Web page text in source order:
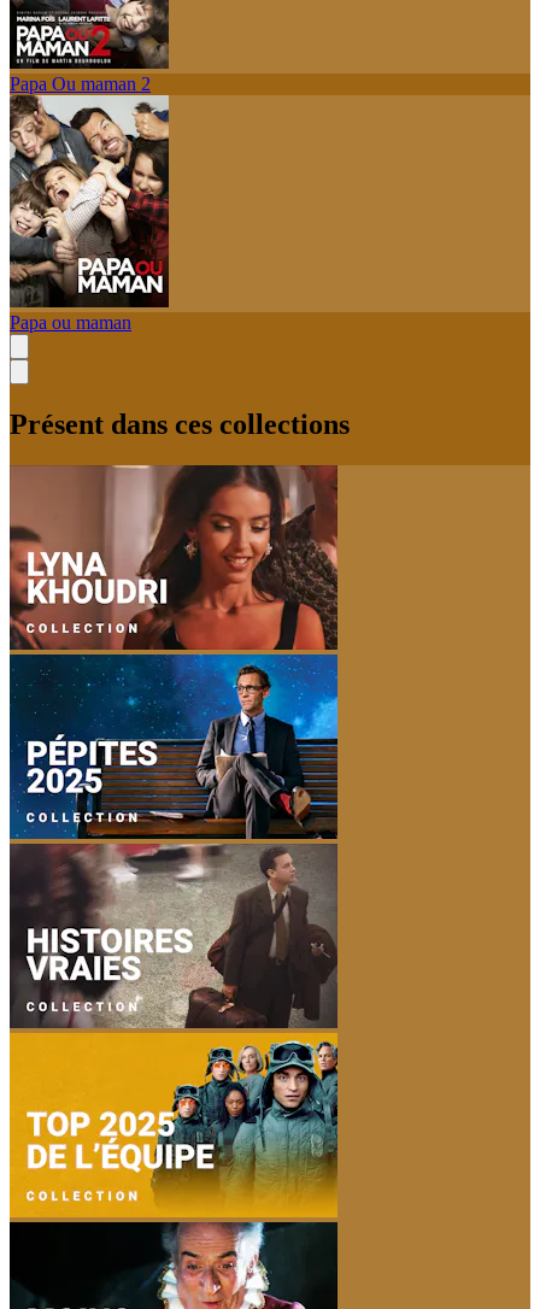
Papa Ou maman 2
Papa ou maman
Présent dans ces collections